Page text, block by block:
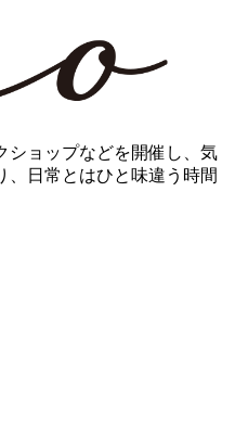
ショップなどを開催し、気
、日常とはひと味違う時間